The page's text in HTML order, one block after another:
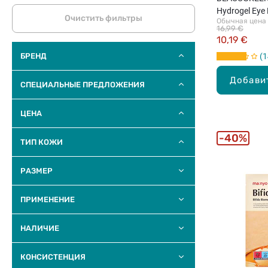
Очистить фильтры
БРЕНД
СПЕЦИАЛЬНЫЕ ПРЕДЛОЖЕНИЯ
ЦЕНА
ТИП КОЖИ
РАЗМЕР
ПРИМЕНЕНИЕ
НАЛИЧИЕ
КОНСИСТЕНЦИЯ
Hydrogel Eye
коллагеном
Обычная цена
10,19 €
16,99 €
40%